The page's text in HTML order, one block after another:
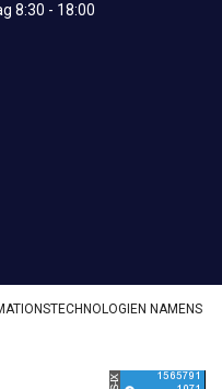
8:30 - 18:00
NAMENS